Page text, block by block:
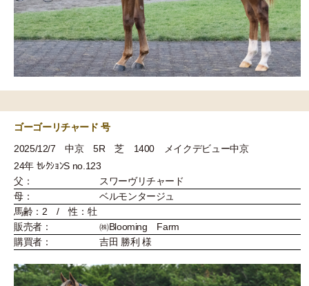
ゴーゴーリチャード 号
2025/12/7 中京 5R 芝 1400 メイクデビュー中京
24年 ｾﾚｸｼｮﾝS no.123
父：
スワーヴリチャード
母：
ベルモンタージュ
馬齢：2 / 性：牡
販売者：
㈱Blooming Farm
購買者：
吉田 勝利 様